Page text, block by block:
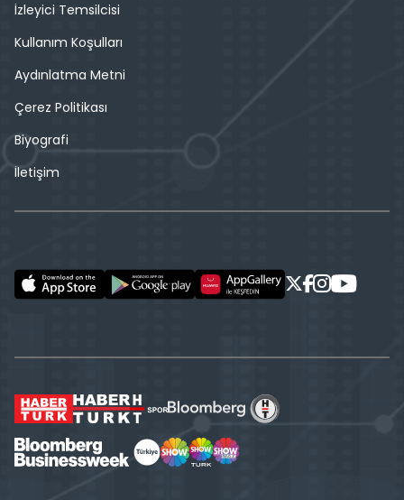
İzleyici Temsilcisi
Kullanım Koşulları
Aydınlatma Metni
Çerez Politikası
Biyografi
İletişim